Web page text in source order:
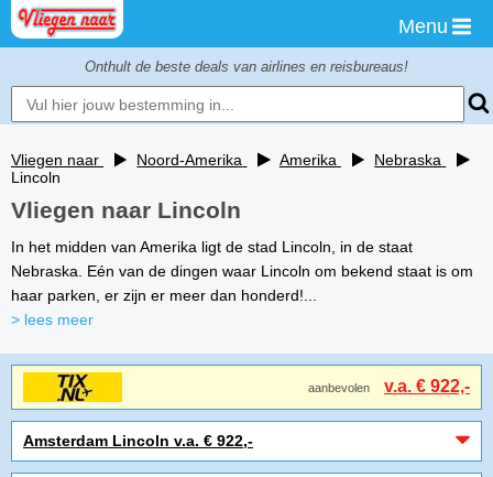
Menu
Onthult de beste deals van airlines en reisbureaus!
Vliegen naar Noord-Amerika Amerika
Nebraska
Lincoln
Vliegen naar Lincoln
In het midden van Amerika ligt de stad Lincoln, in de staat
Nebraska. Eén van de dingen waar Lincoln om bekend staat is om
haar parken, er zijn er meer dan honderd!...
> lees meer
aanbevolen v.a. € 922,-
Amsterdam Lincoln v.a. € 922,-